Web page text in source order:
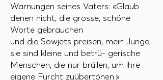
Warnungen seines Vaters: «Glaub
denen nicht, die grosse, schöne
Worte gebrauchen
und die Sowjets preisen, mein Junge,
sie sind kleine und betrü- gerische
Menschen, die nur brüllen, um ihre
eigene Furcht zuübertönen.»